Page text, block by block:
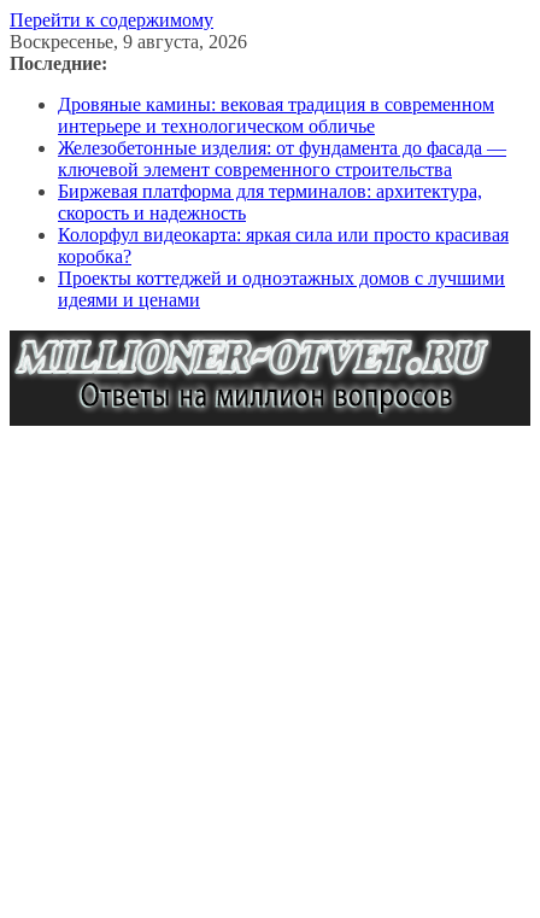
Перейти к содержимому
Воскресенье, 9 августа, 2026
Последние:
Дровяные камины: вековая традиция в современном
интерьере и технологическом обличье
Железобетонные изделия: от фундамента до фасада —
ключевой элемент современного строительства
Биржевая платформа для терминалов: архитектура,
скорость и надежность
Колорфул видеокарта: яркая сила или просто красивая
коробка?
Проекты коттеджей и одноэтажных домов с лучшими
идеями и ценами